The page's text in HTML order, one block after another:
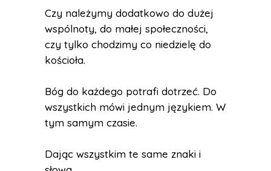
Czy należymy dodatkowo do dużej
wspólnoty, do małej społeczności,
czy tylko chodzimy co niedzielę do
kościoła.
Bóg do każdego potrafi dotrzeć. Do
wszystkich mówi jednym językiem. W
tym samym czasie.
Dając wszystkim te same znaki i